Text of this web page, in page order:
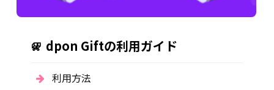
dpon Giftの利用ガイド
利用方法